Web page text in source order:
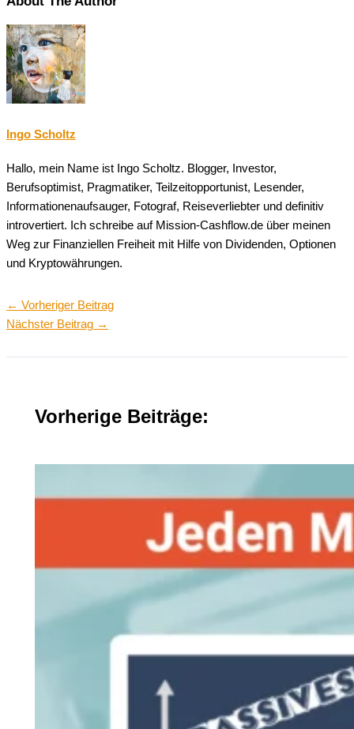
Ingo Scholtz
Hallo, mein Name ist Ingo Scholtz. Blogger, Investor,
Berufsoptimist, Pragmatiker, Teilzeitopportunist, Lesender,
Informationenaufsauger, Fotograf, Reiseverliebter und definitiv
introvertiert. Ich schreibe auf Mission-Cashflow.de über meinen
Weg zur Finanziellen Freiheit mit Hilfe von Dividenden, Optionen
und Kryptowährungen.
← Vorheriger Beitrag
Nächster Beitrag →
Vorherige Beiträge: